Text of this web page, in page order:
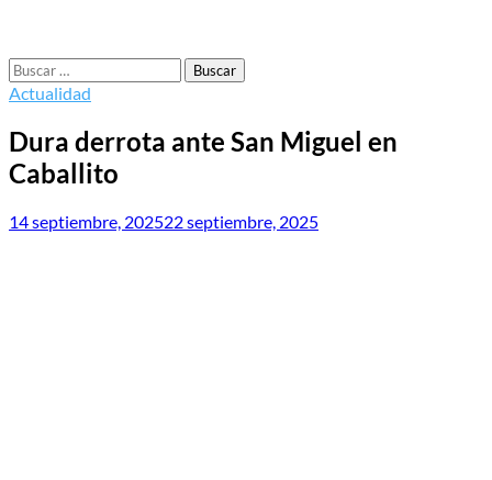
Buscar:
Actualidad
Dura derrota ante San Miguel en
Caballito
14 septiembre, 202522 septiembre, 2025